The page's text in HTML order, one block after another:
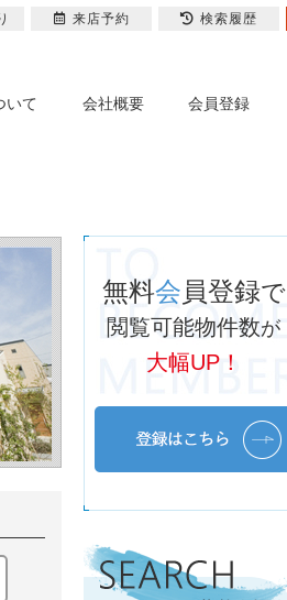
いて 会社概要 会員登録
無料会員登録で
閲覧可能物件数が
大幅UP！
来店予約 検索履歴